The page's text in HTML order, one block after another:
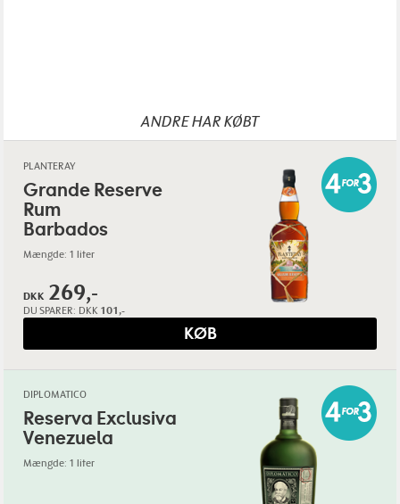
ANDRE HAR KØBT
PLANTERAY
Grande Reserve
Rum
Barbados
Mængde: 1 liter
DKK 269,-
DU SPARER: DKK 101,-
KØB
DIPLOMATICO
Reserva Exclusiva
Venezuela
Mængde: 1 liter